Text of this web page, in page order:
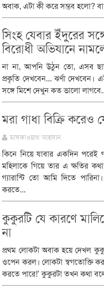
অবাক, এটা কী করে সম্ভব হলো?
সিংহ যেবার ইঁদুরের
বিরোধী অভিযানে
না না, আপনি উঠুন তো, এসব
প্রকৃতি দেখবেন... ঝর্ণা
সঙ্গে মিশে দেখুন কত ভালো
মরা গাধা বিক্রি
মাসকাওয়াথ আহসান
কিনে নিয়ে যাবার একদিন পরেই
মহিলাকে গিয়ে তার এ ক্ষতির
গ্যারান্টি তো আমি দিতে
করতে...
কুকুরটি যে কারণে
না
প্রথম লোকটা অবাক হয়ে দেখল
ওপেন করল। লোকটা স্বগতোক্তি
করতে পারে!’ কুকুরটা তখন কথা